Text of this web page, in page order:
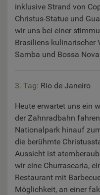
inklusive Strand von
Christus-Statue und
wir uns bei einer
Brasiliens kulinarischer
Samba und Bossa
3. Tag: Rio de Janeiro
Heute erwartet uns ein
der Zahnradbahn
Nationalpark hinauf
die berühmte
Aussicht ist
wir eine Churrascaria,
Restaurant mit
Möglichkeit, an einer